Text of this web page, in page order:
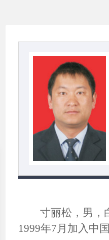
寸丽松，男，
1999年7月加入中